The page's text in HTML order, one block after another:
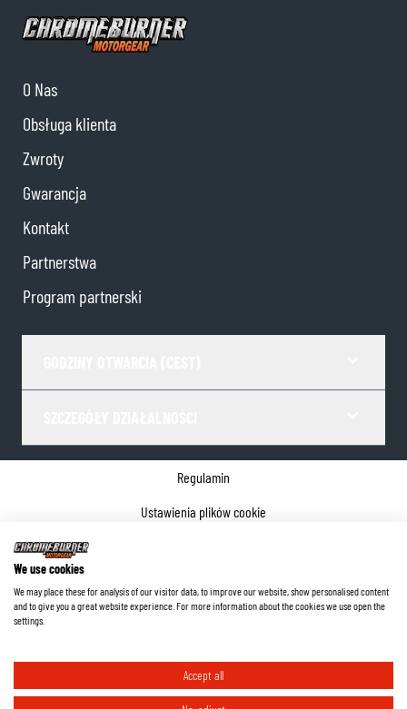
O Nas
Obsługa klienta
Zwroty
Gwarancja
Kontakt
Partnerstwa
Program partnerski
Regulamin
Ustawienia plików cookie
©2026ChromeBurner - Wszelkie prawa zastrzeżone.
We use cookies
We may place these for analysis of our visitor data, to improve our website, show personalised content
and to give you a great website experience. For more information about the cookies we use open the
settings.
Accept all